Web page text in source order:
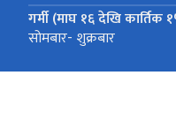
गर्मी (माघ १६ देखि कार्तिक
सोमबार- शुक्रबार